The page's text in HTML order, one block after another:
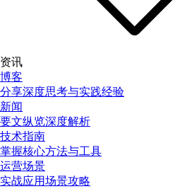
资讯
博客
分享深度思考与实践经验
新闻
要文纵览深度解析
技术指南
掌握核心方法与工具
运营场景
实战应用场景攻略